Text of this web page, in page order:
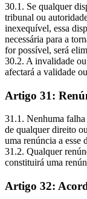
30.1. Se qualquer
tribunal ou
inexequível, essa
necessária para a
for possível, será
30.2. A invalidade
afectará a validade
Artigo 31:
31.1. Nenhuma
de qualquer direito
uma renúncia a esse
31.2. Qualquer
constituirá uma
Artigo 32: